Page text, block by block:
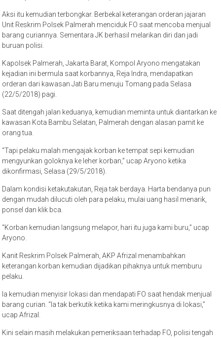
Aksi itu kemudian terbongkar. Berbekal keterangan orderan jajaran
Unit Reskrim Polsek Palmerah menciduk FO saat mencoba menjual
barang curiannya. Sementara JK berhasil melarikan diri dan jadi
buruan polisi.
Kapolsek Palmerah, Jakarta Barat, Kompol Aryono mengatakan
kejadian ini bermula saat korbannya, Reja Indra, mendapatkan
orderan dari kawasan Jati Baru menuju Tomang pada Selasa
(22/5/2018) pagi.
Saat ditengah jalan keduanya, kemudian meminta untuk diantarkan ke
kawasan Kota Bambu Selatan, Palmerah dengan alasan pamit ke
orang tua.
“Tapi pelaku malah mengajak korban ke tempat sepi kemudian
mengyunkan goloknya ke leher korban,” ucap Aryono ketika
dikonfirmasi, Selasa (29/5/2018).
Dalam kondisi ketakutakutan, Reja tak berdaya. Harta bendanya pun
dengan mudah dilucuti oleh para pelaku, mulai uang hasil menarik,
ponsel dan klik bca.
“Korban kemudian langsung melapor, hari itu juga kami buru,” ucap
Aryono.
Kanit Reskrim Polsek Palmerah, AKP Afrizal menambahkan
keterangan korban kemudian dijadikan pihaknya untuk memburu
pelaku.
Ia kemudian menyisir lokasi dan mendapati FO saat hendak menjual
barang curian. “Ia tak berkutik ketika kami meringkusnya di lokasi,”
ucap Afrizal.
Kini selain masih melakukan pemeriksaan terhadap FO, polisi tengah